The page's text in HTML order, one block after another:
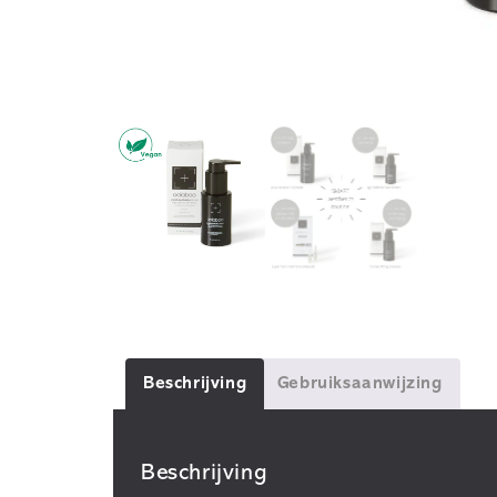
Beschrijving Gebruiksaanwijzing
Beschrijving